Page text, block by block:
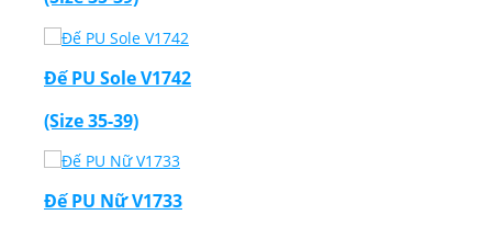
Đế PU Sole V1742
(Size 35-39)
Đế PU Nữ V1733